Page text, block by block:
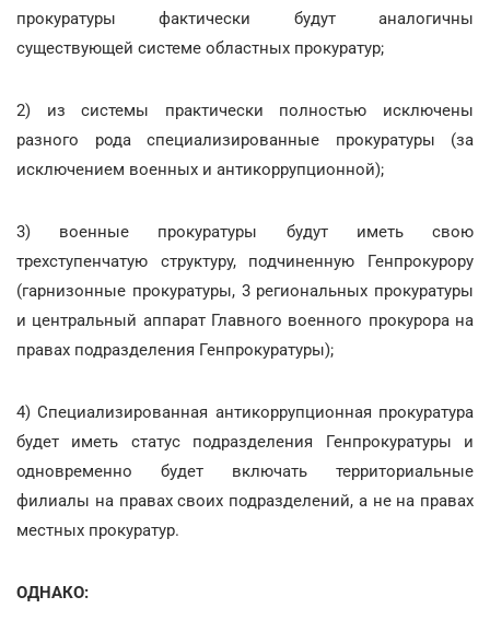
прокуратуры фактически будут аналогичны
существующей системе областных прокуратур;
2) из системы практически полностью исключены
разного рода специализированные прокуратуры (за
исключением военных и антикоррупционной);
3) военные прокуратуры будут иметь свою
трехступенчатую структуру, подчиненную Генпрокурору
(гарнизонные прокуратуры, 3 региональных прокуратуры
и центральный аппарат Главного военного прокурора на
правах подразделения Генпрокуратуры);
4) Специализированная антикоррупционная прокуратура
будет иметь статус подразделения Генпрокуратуры и
одновременно будет включать территориальные
филиалы на правах своих подразделений, а не на правах
местных прокуратур.
ОДНАКО: